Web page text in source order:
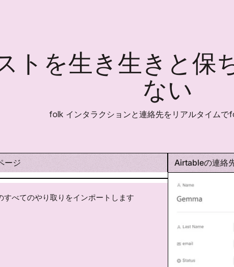
トを生き生きと保
ない
folk インタラクションと連絡先をリアルタイムで
ージ
すべてのやり取りをインポートします
Airtableの連絡